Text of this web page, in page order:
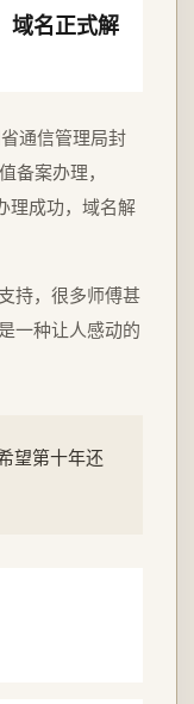
域名正式解
通信管理局封
备案办理，
理成功，域名解
持，很多师傅甚
一种让人感动的
望第十年还